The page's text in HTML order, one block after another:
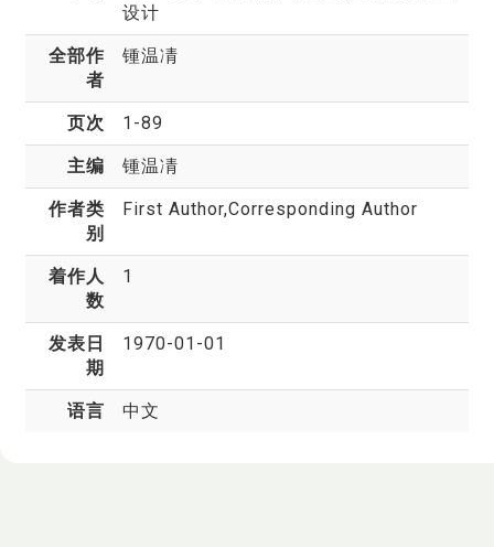
设计
全部作
者
锺温凊
页次 1-89
主编 锺温凊
作者类
别
First Author,Corresponding Author
着作人
数
1
发表日
期
1970-01-01
语言 中文